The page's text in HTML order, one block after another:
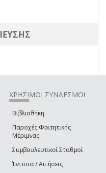
ΧΡΗΣΙΜΟΙ ΣΥΝΔΕΣΜΟΙ
Βιβλιοθήκη
Παροχές Φοιτητικής
Μέριμνας
Συμβουλευτικοί Σταθμοί
Έντυπα / Αιτήσεις